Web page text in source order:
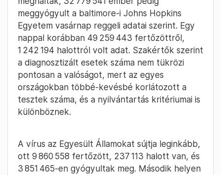
meggyógyult a baltimore-i Johns Hopkins
Egyetem vasárnap reggeli adatai szerint. Egy
nappal korábban 49 259 443 fertőzöttről,
1 242 194 halottról volt adat. Szakértők szerint
a diagnosztizált esetek száma nem tükrözi
pontosan a valóságot, mert az egyes
országokban többé-kevésbé korlátozott a
tesztek száma, és a nyilvántartás kritériumai is
különböznek.
A vírus az Egyesült Államokat sújtja leginkább,
ott 9 860 558 fertőzött, 237 113 halott van, és
3 851 465-en gyógyultak meg. Második helyen